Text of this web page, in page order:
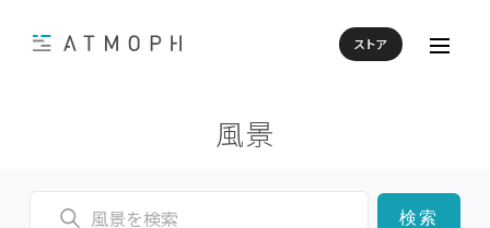
ストア
風景
検索